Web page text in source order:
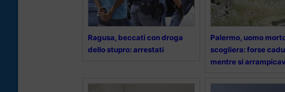
Ragusa, beccati con droga
dello stupro: arrestati
Palermo, uomo
scogliera: forse
mentre si